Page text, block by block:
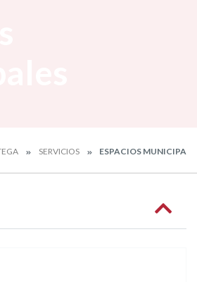
SERVICIOS ESPACIOS